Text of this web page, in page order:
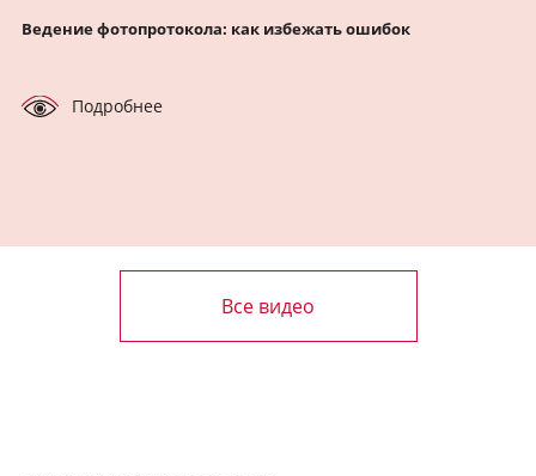
Ведение фотопротокола: как избежать ошибок
Подробнее
Все видео